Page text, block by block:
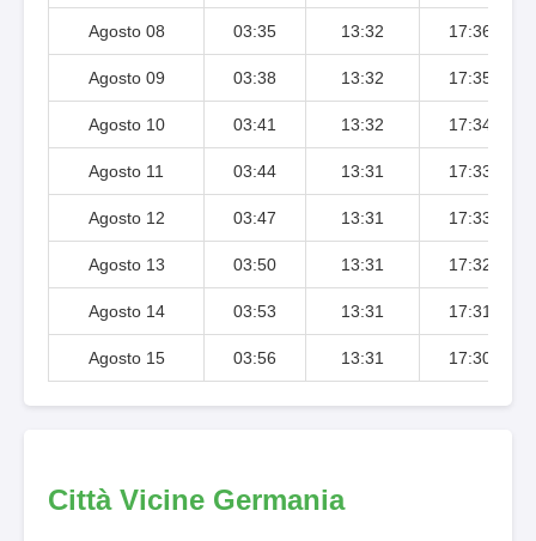
Agosto 08 03:35 13:32 17:36
Agosto 09 03:38 13:32 17:35
Agosto 10 03:41 13:32 17:34
Agosto 11 03:44 13:31 17:33
Agosto 12 03:47 13:31 17:33
Agosto 13 03:50 13:31 17:32
Agosto 14 03:53 13:31 17:31
Agosto 15 03:56 13:31 17:30
Città Vicine Germania